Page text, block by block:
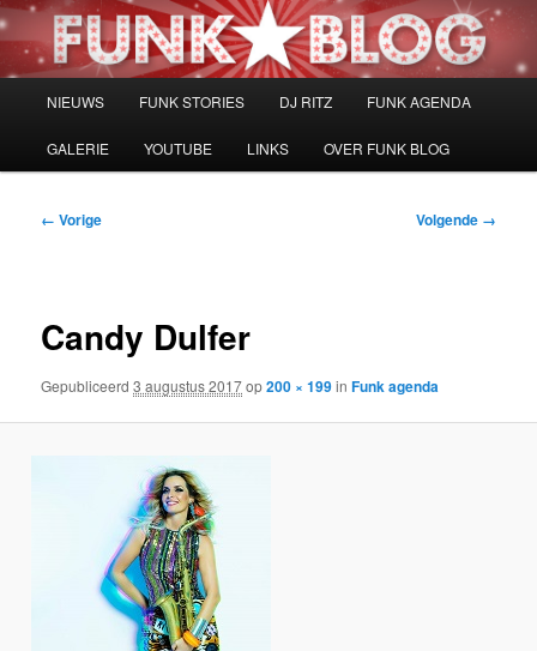
Spring
naar
NIEUWS FUNK STORIES DJ RITZ FUNK AGENDA
GALERIE YOUTUBE LINKS OVER FUNK BLOG
Afbeeldingsnavigatie
← Vorige Volgende →
Candy Dulfer
Gepubliceerd3 augustus 2017op200 × 199inFunk agenda